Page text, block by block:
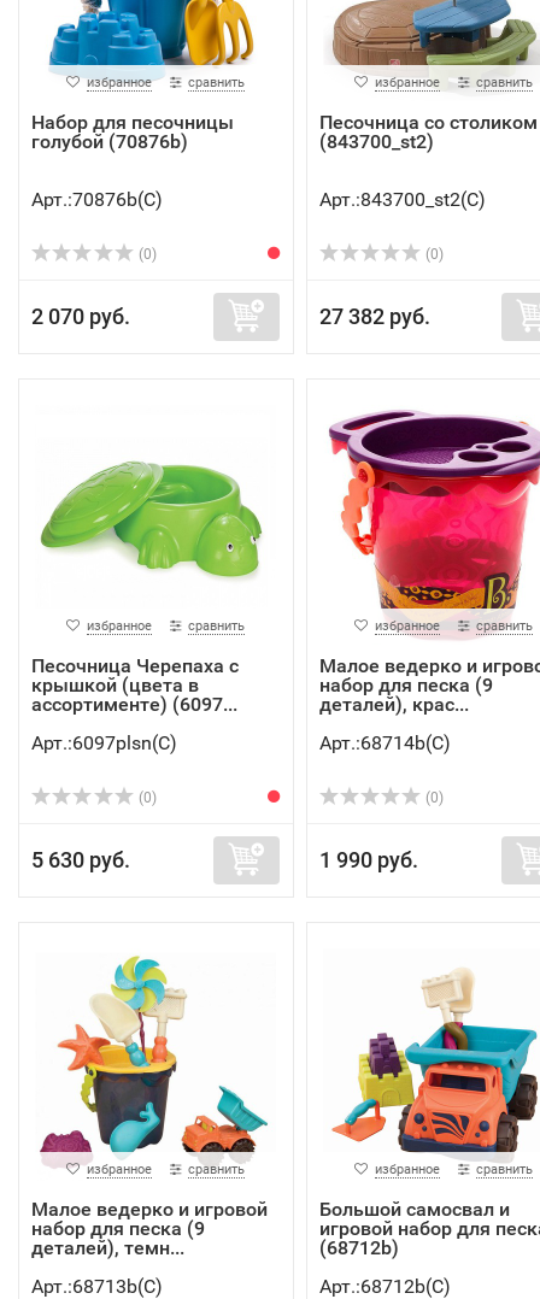
избранное сравнить
Набор для песочницы
голубой (70876b)
Арт.:70876b(C)
(0)
2 070 руб.
избранное сравнить
Песочница со столиком
(843700_st2)
Арт.:843700_st2(C)
(0)
27 382 руб.
избранное сравнить
Песочница Черепаха с
крышкой (цвета в
ассортименте) (6097...
Арт.:6097plsn(C)
(0)
5 630 руб.
избранное сравнить
Малое ведерко и
набор для песка (9
деталей), крас...
Арт.:68714b(C)
(0)
1 990 руб.
избранное сравнить
Малое ведерко и игровой
набор для песка (9
деталей), темн...
Арт.:68713b(C)
избранное сравнить
Большой самосвал и
игровой набор для
(68712b)
Арт.:68712b(C)